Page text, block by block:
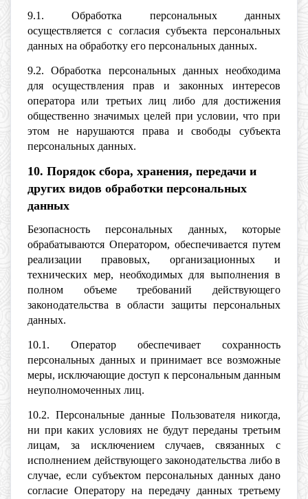
9.1. Обработка персональных данных
осуществляется с согласия субъекта персональных
данных на обработку его персональных данных.
9.2. Обработка персональных данных необходима
для осуществления прав и законных интересов
оператора или третьих лиц либо для достижения
общественно значимых целей при условии, что при
этом не нарушаются права и свободы субъекта
персональных данных.
10. Порядок сбора, хранения, передачи и
других видов обработки персональных
данных
Безопасность персональных данных, которые
обрабатываются Оператором, обеспечивается путем
реализации правовых, организационных и
технических мер, необходимых для выполнения в
полном объеме требований действующего
законодательства в области защиты персональных
данных.
10.1. Оператор обеспечивает сохранность
персональных данных и принимает все возможные
меры, исключающие доступ к персональным данным
неуполномоченных лиц.
10.2. Персональные данные Пользователя никогда,
ни при каких условиях не будут переданы третьим
лицам, за исключением случаев, связанных с
исполнением действующего законодательства либо в
случае, если субъектом персональных данных дано
согласие Оператору на передачу данных третьему